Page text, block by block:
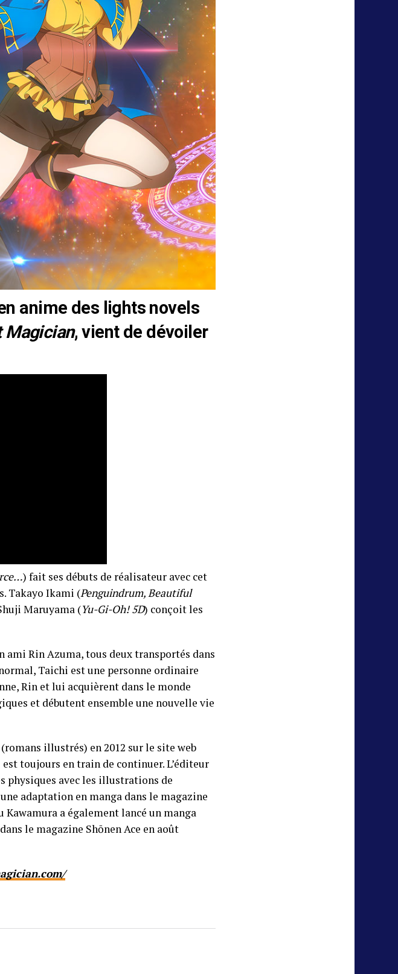
anime des lights novels
Magician, vient de dévoiler
) fait ses débuts de réalisateur avec cet
Takayo Ikami (Penguindrum, Beautiful
Maruyama (Yu-Gi-Oh! 5D) conçoit les
Rin Azuma, tous deux transportés dans
Taichi est une personne ordinaire
Rin et lui acquièrent dans le monde
et débutent ensemble une nouvelle vie
illustrés) en 2012 sur le site web
toujours en train de continuer. L’éditeur
physiques avec les illustrations de
adaptation en manga dans le magazine
Kawamura a également lancé un manga
le magazine Shōnen Ace en août